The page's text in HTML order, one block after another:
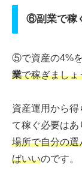
⑥副業で稼
⑤で資産の4%を
業で稼ぎましょ
資産運用から
て稼ぐ必要はあ
場所で自分の
ばいいのです。